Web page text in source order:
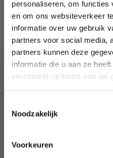
personaliseren, om functies
en om ons websiteverkeer
informatie over uw gebruik
partners voor social media,
partners kunnen deze
informatie die u aan ze
verzameld op basis van uw
Noodzakelijk
Voorkeuren
Schrijf uw eigen
Prijs
€ 139,00
Levertijd
1 tot 5 werkdagen